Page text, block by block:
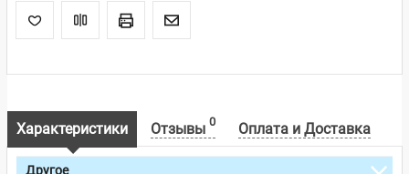
Характеристики Отзывы 0 Оплата и Доставка
Другое